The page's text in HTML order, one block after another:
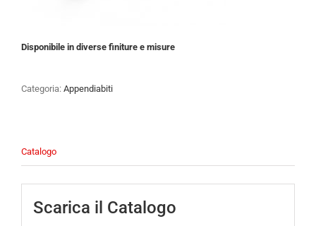
Disponibile in diverse finiture e misure
Categoria: Appendiabiti
Catalogo
Scarica il Catalogo